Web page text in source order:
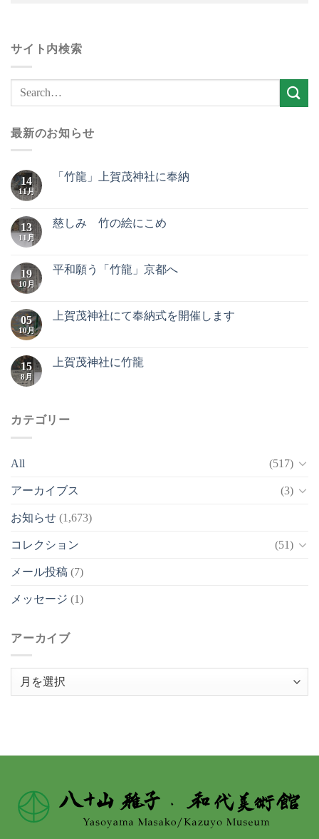
サイト内検索
最新のお知らせ
14
11月
「竹龍」上賀茂神社に奉納
13
11月
慈しみ 竹の絵にこめ
19
10月
平和願う「竹龍」京都へ
05
10月
上賀茂神社にて奉納式を開催します
15
8月
上賀茂神社に竹龍
カテゴリー
All (517)
アーカイブス (3)
お知らせ (1,673)
コレクション (51)
メール投稿 (7)
メッセージ (1)
アーカイブ